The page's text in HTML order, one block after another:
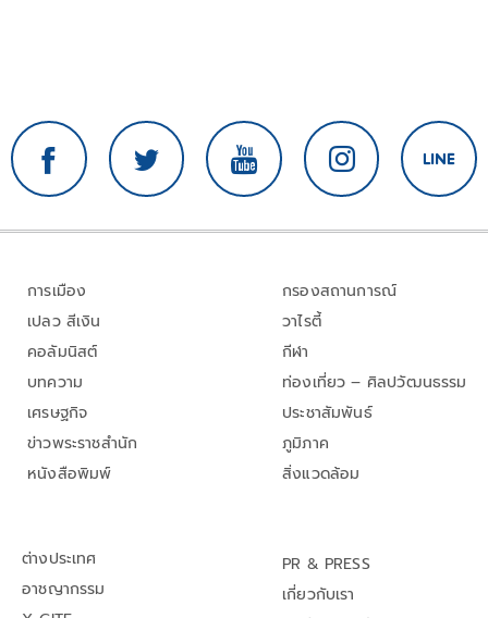
การเมือง
เปลว สีเงิน
คอลัมนิสต์
บทความ
เศรษฐกิจ
ข่าวพระราชสำนัก
หนังสือพิมพ์
กรองสถานการณ์
วาไรตี้
กีฬา
ท่องเที่ยว – ศิลปวัฒนธรรม
ประชาสัมพันธ์
ภูมิภาค
สิ่งแวดล้อม
ต่างประเทศ
อาชญากรรม
PR & PRESS
เกี่ยวกับเรา